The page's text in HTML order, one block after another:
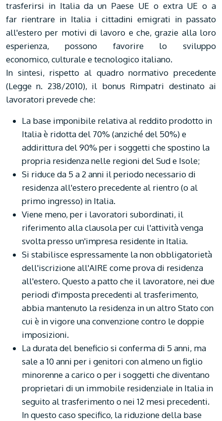
trasferirsi in Italia da un Paese UE o extra UE o a
far rientrare in Italia i cittadini emigrati in passato
all'estero per motivi di lavoro e che, grazie alla loro
esperienza, possono favorire lo sviluppo
economico, culturale e tecnologico italiano.
In sintesi, rispetto al quadro normativo precedente
(Legge n. 238/2010), il bonus Rimpatri destinato ai
lavoratori prevede che:
La base imponibile relativa al reddito prodotto in
Italia è ridotta del 70% (anziché del 50%) e
addirittura del 90% per i soggetti che spostino la
propria residenza nelle regioni del Sud e Isole;
Si riduce da 5 a 2 anni il periodo necessario di
residenza all'estero precedente al rientro (o al
primo ingresso) in Italia.
Viene meno, per i lavoratori subordinati, il
riferimento alla clausola per cui l'attività venga
svolta presso un'impresa residente in Italia.
Si stabilisce espressamente la non obbligatorietà
dell'iscrizione all'AIRE come prova di residenza
all'estero. Questo a patto che il lavoratore, nei due
periodi d'imposta precedenti al trasferimento,
abbia mantenuto la residenza in un altro Stato con
cui è in vigore una convenzione contro le doppie
imposizioni.
La durata del beneficio si conferma di 5 anni, ma
sale a 10 anni per i genitori con almeno un figlio
minorenne a carico o per i soggetti che diventano
proprietari di un immobile residenziale in Italia in
seguito al trasferimento o nei 12 mesi precedenti.
In questo caso specifico, la riduzione della base